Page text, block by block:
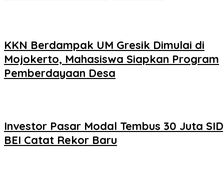
KKN Berdampak UM Gresik Dimulai di
Mojokerto, Mahasiswa Siapkan Program
Pemberdayaan Desa
Investor Pasar Modal Tembus 30 Juta
BEI Catat Rekor Baru